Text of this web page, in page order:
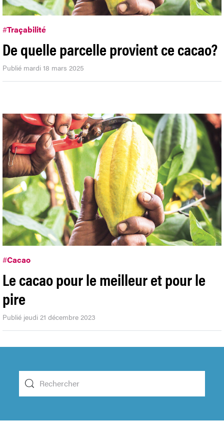
#Traçabilité
De quelle parcelle provient ce cacao?
Publié mardi 18 mars 2025
#Cacao
Le cacao pour le meilleur et pour le
pire
Publié jeudi 21 décembre 2023